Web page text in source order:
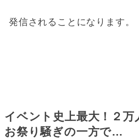
発信されることになります。
イベント史上最大！２万
お祭り騒ぎの一方で…